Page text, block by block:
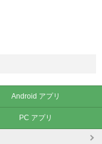
Android アプリ
PC アプリ